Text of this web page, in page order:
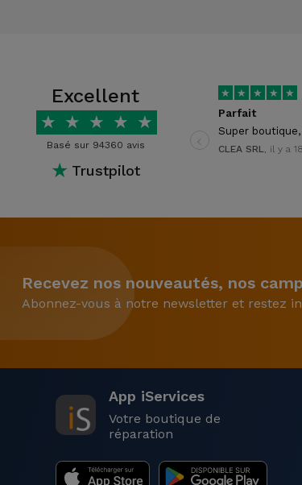
Excellent
★ ★ ★ ★ ★
Basé sur 94360 avis
★ Trustpilot
★ ★ ★ ★ ★
Parfait
Super
CLEA SRL, il y a
Recevez nos nouveautés, nos
Abonnez-vous à notre newsletter et restez
App iServices
Votre boutique de
réparation